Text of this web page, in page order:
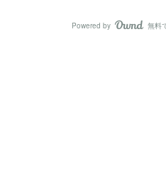
Powered by 無料